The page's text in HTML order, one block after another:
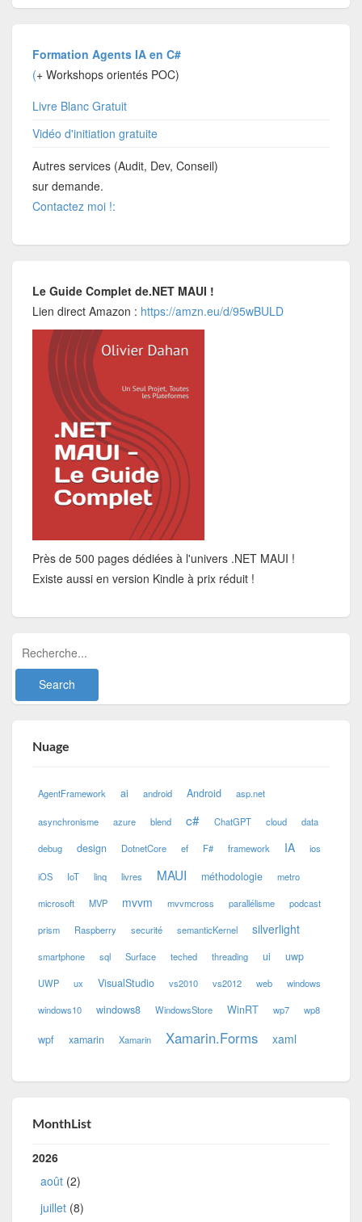
Formation Agents IA en C#
(+ Workshops orientés POC)
Livre Blanc Gratuit
Vidéo d'initiation gratuite
Autres services (Audit, Dev, Conseil)
sur demande.
Contactez moi !:
Le Guide Complet de.NET MAUI !
Lien direct Amazon : https://amzn.eu/d/95wBULD
Près de 500 pages dédiées à l'univers .NET MAUI !
Existe aussi en version Kindle à prix réduit !
Nuage
AgentFramework ai android Android asp.net
asynchronisme azure blend c# ChatGPT cloud data
debug design DotnetCore ef F# framework IA ios
iOS IoT linq livres MAUI méthodologie metro
microsoft MVP mvvm mvvmcross parallélisme podcast
prism Raspberry securité semanticKernel silverlight
smartphone sql Surface teched threading ui uwp
UWP ux VisualStudio vs2010 vs2012 web windows
windows10 windows8 WindowsStore WinRT wp7 wp8
wpf xamarin Xamarin Xamarin.Forms xaml
MonthList
2026
août (2)
juillet (8)